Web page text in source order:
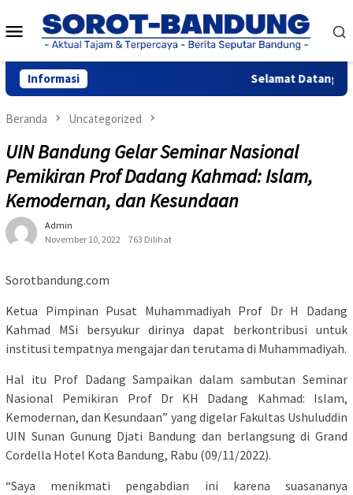
ke
konten
Menu
Mobile
Informasi Selamat Datang di
Beranda Uncategorized
UIN Bandung Gelar Seminar Nasional
Pemikiran Prof Dadang Kahmad: Islam,
Kemodernan, dan Kesundaan
Admin
November 10, 2022
763 Dilihat
Sorotbandung.com
Ketua Pimpinan Pusat Muhammadiyah Prof Dr H Dadang
Kahmad MSi bersyukur dirinya dapat berkontribusi untuk
institusi tempatnya mengajar dan terutama di Muhammadiyah.
Hal itu Prof Dadang Sampaikan dalam sambutan Seminar
Nasional Pemikiran Prof Dr KH Dadang Kahmad: Islam,
Kemodernan, dan Kesundaan” yang digelar Fakultas Ushuluddin
UIN Sunan Gunung Djati Bandung dan berlangsung di Grand
Cordella Hotel Kota Bandung, Rabu (09/11/2022).
“Saya menikmati pengabdian ini karena suasananya